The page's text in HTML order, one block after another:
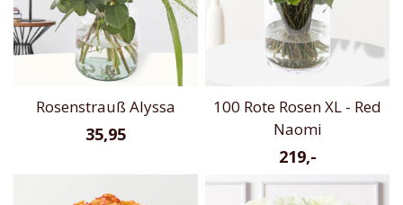
Rosenstrauß Alyssa
35,95
100 Rote Rosen XL - Red
Naomi
219,-